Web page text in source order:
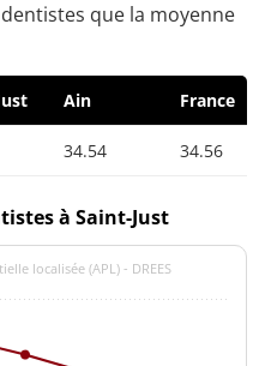
que la moyenne
Ain France
34.54 34.56
à Saint-Just
localisée (APL) - DREES